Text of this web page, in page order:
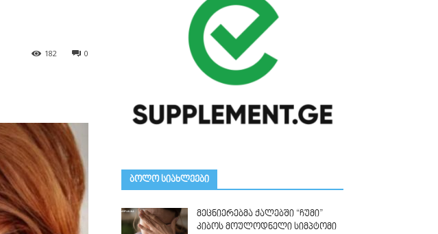
0
182
ᲑᲝᲚᲝ ᲡᲘᲐᲮᲚᲔᲔᲑᲘ
მეცნიერებმა ქალებში “ჩუმი”
კიბოს მოულოდნელი სიმპტომი